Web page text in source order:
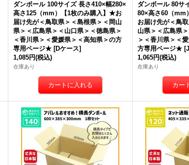
ダンボール 100サイズ 長さ410×幅280×
高さ125（mm）【1枚のみ購入】★お
届け先が＜鳥取県＞＜島根県＞＜岡山
県＞＜広島県＞＜山口県＞＜徳島県＞
＜香川県＞＜愛媛県＞＜高知県＞の方
専用ページ★ [Dケース]
1,085円(税込)
在庫あり
ダンボール 80サ
80×高さ60（
お届け先が＜鳥
山県＞＜広島県
＞＜香川県＞＜
方専用ページ★ [
1,065円(税込)
在庫あり